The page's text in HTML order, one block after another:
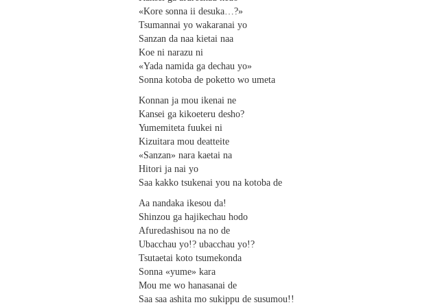
«Kore sonna ii desuka…?»
Tsumannai yo wakaranai yo
Sanzan da naa kietai naa
Koe ni narazu ni
«Yada namida ga dechau yo»
Sonna kotoba de poketto wo umeta
Konnan ja mou ikenai ne
Kansei ga kikoeteru desho?
Yumemiteta fuukei ni
Kizuitara mou deatteite
«Sanzan» nara kaetai na
Hitori ja nai yo
Saa kakko tsukenai you na kotoba de
Aa nandaka ikesou da!
Shinzou ga hajikechau hodo
Afuredashisou na no de
Ubacchau yo!? ubacchau yo!?
Tsutaetai koto tsumekonda
Sonna «yume» kara
Mou me wo hanasanai de
Saa saa ashita mo sukippu de susumou!!